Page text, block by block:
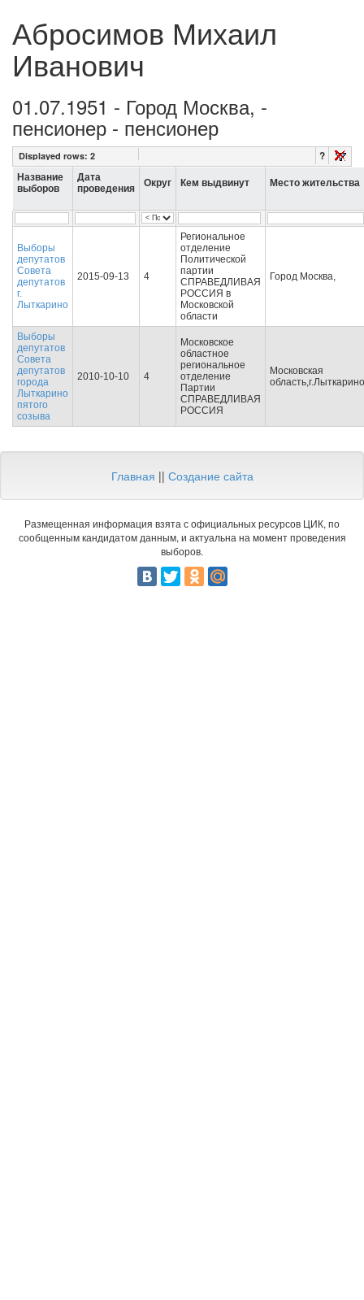
Абросимов Михаил
Иванович
01.07.1951 - Город Москва, -
пенсионер - пенсионер
Displayed rows: 2 ?
Название
выборов
Дата
проведения
Округ Кем выдвинут Место жительства
Выборы
депутатов
Совета
депутатов
г.
Лыткарино
2015-09-13 4
Региональное
отделение
Политической
партии
СПРАВЕДЛИВАЯ
РОССИЯ в
Московской
области
Город Москва,
Выборы
депутатов
Совета
депутатов
города
Лыткарино
пятого
созыва
2010-10-10 4
Московское
областное
региональное
отделение
Партии
СПРАВЕДЛИВАЯ
РОССИЯ
Московская
область,г.Лыткарино
Главная || Создание сайта
Размещенная информация взята с официальных ресурсов ЦИК, по
сообщенным кандидатом данным, и актуальна на момент проведения
выборов.